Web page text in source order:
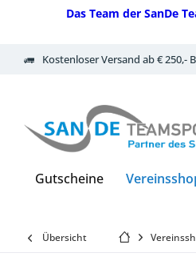
Das Team der SanDe
Kostenloser Versand ab € 250,-
Gutscheine
Übersicht